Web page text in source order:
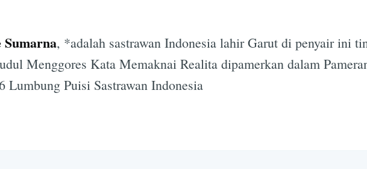
Sumarna, *adalah sastrawan Indonesia lahir Garut di penyair ini
Menggores Kata Memaknai Realita dipamerkan dalam
Lumbung Puisi Sastrawan Indonesia